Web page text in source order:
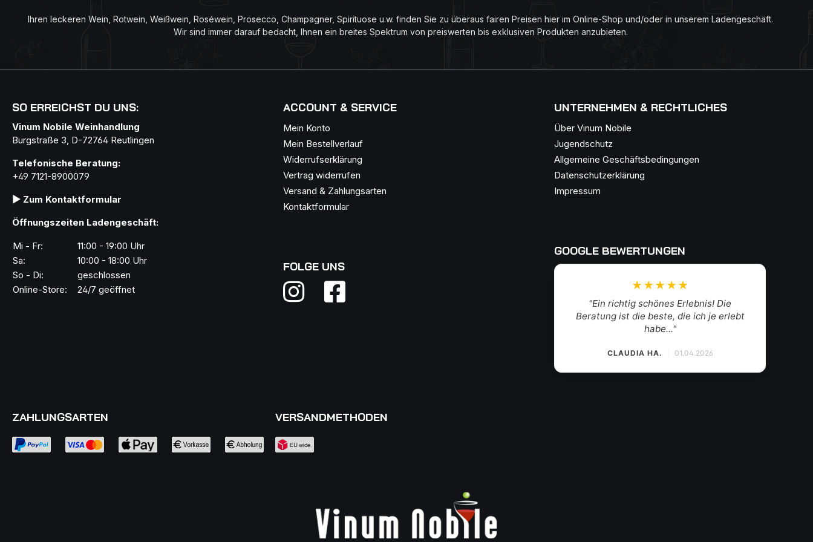
und Weißweinessig. Er wird in Eichen-
Salate, Rohkost, Gemüse, Saucen und
Marinaden.
Ihren leckeren Wein, Rotwein, Weißwein, Roséwein, Prosecco, Champagner, Spirituose u.w. finden Sie zu überaus fairen Preisen hier im Online-Shop und/oder in unserem Ladengeschäft.
Wir sind immer darauf bedacht, Ihnen ein breites Spektrum von preiswerten bis exklusiven Produkten anzubieten.
SO ERREICHST DU UNS:
Vinum Nobile Weinhandlung
Burgstraße 3, D-72764 Reutlingen
Telefonische Beratung:
+49 7121-8900079
▶ Zum Kontaktformular
Öffnungszeiten Ladengeschäft:
Mi - Fr:
11:00 - 19:00 Uhr
Sa:
10:00 - 18:00 Uhr
So - Di:
geschlossen
Online-Store:
24/7 geöffnet
ACCOUNT & SERVICE
Mein Konto
Mein Bestellverlauf
Widerrufserklärung
Vertrag widerrufen
Versand & Zahlungsarten
Kontaktformular
FOLGE UNS
UNTERNEHMEN & RECHTLICHES
Über Vinum Nobile
Jugendschutz
Allgemeine Geschäftsbedingungen
Datenschutzerklärung
Impressum
GOOGLE BEWERTUNGEN
★★★★★
"Mein Weinhändler des Vertrauens. Der
Weinkauf zum Wohlfühlen mit herzlichem
Gesp..."
SANDRINA 19.03.2026
ZAHLUNGSARTEN VERSANDMETHODEN